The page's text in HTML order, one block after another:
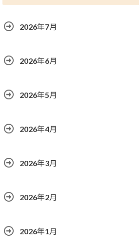
2026年7月
2026年6月
2026年5月
2026年4月
2026年3月
2026年2月
2026年1月